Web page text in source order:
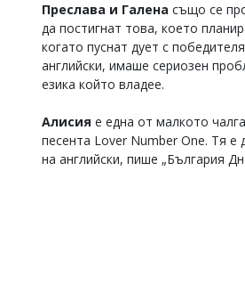
откриете
коментар,
сигнализирайте
Преслава и Галена също се
да постигнат това, което
когато пуснат дует с
английски, имаше сериозен
езика който владее.
Алисия е една от малкото
песента Lover Number One. Тя е
на английски, пише „България